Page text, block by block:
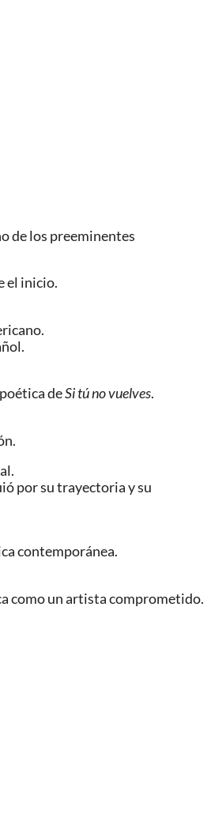
de los preeminentes
el inicio.
deSi tú no vuelves.
por su trayectoria y su
contemporánea.
como un artista comprometido.